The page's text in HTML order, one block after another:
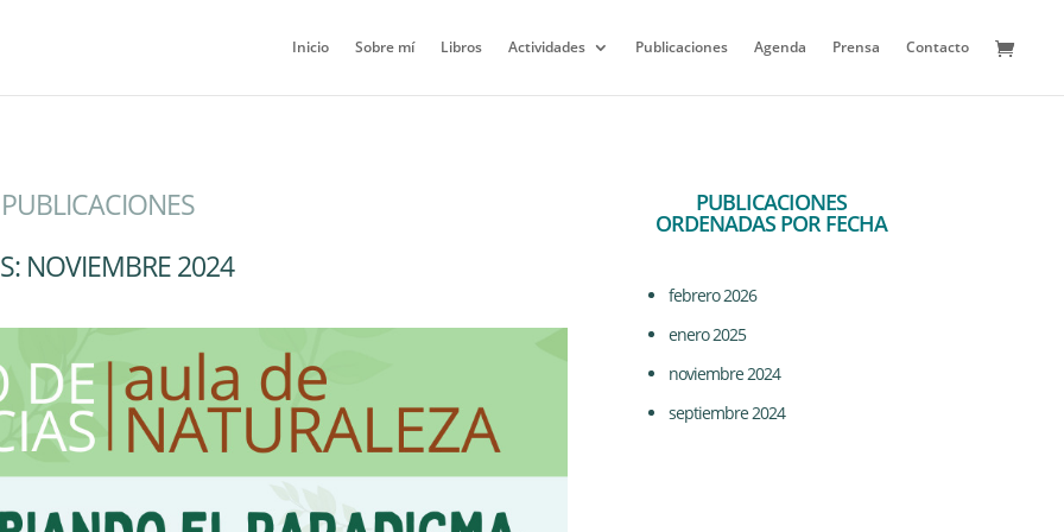
Inicio Sobre mí Libros Actividades Publicaciones Agenda Prensa Contacto
PUBLICACIONES
NOVIEMBRE 2024
PUBLICACIONES
ORDENADAS POR FECHA
febrero 2026
enero 2025
noviembre 2024
septiembre 2024